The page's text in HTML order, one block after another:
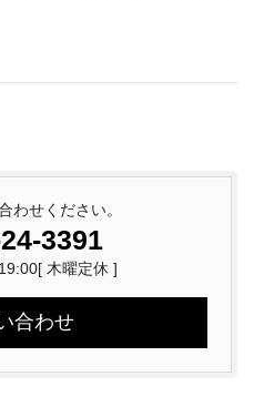
わせください。
3391
木曜定休 ]
合わせ